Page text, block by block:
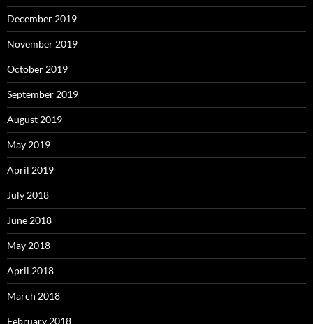
December 2019
November 2019
October 2019
September 2019
August 2019
May 2019
April 2019
July 2018
June 2018
May 2018
April 2018
March 2018
February 2018